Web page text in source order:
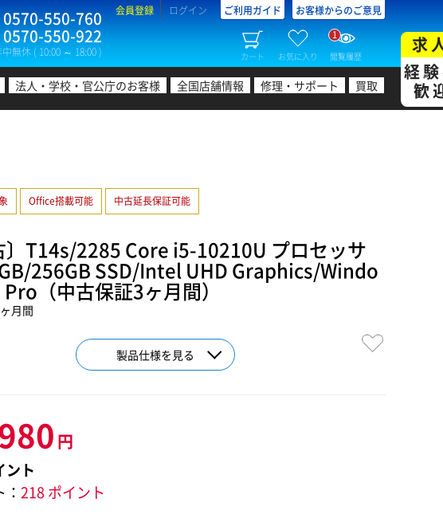
0570-550-760
0570-550-922
無休 ( 10:00 ～ 18:00 )
会員登録 ログイン ご利用ガイド お客様からのご意見
カート お気に入り 閲覧履歴
1
法人・学校・官公庁のお客様 全国店舗情報 修理・サポート 買取
求
経
歓
Office搭載可能 中古延長保証可能
〕T14s/2285 Core i5-10210U プロセッサ
256GB SSD/Intel UHD Graphics/Windo
（中古保証3ヶ月間）
月間
製品仕様を見る
円
ント
218 ポイント